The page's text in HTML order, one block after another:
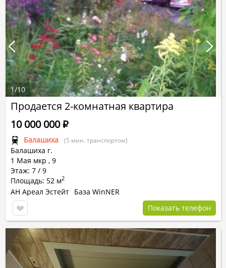
Продается 2-комнатная квартира
Балашиха (5 мин. транспортом)
Балашиха г.
1 Мая мкр , 9
Этаж: 7 / 9
Площадь: 52 м2
10 000 000Р
АН Ареал Эстейт База WinNER
Показать телефон
1/10